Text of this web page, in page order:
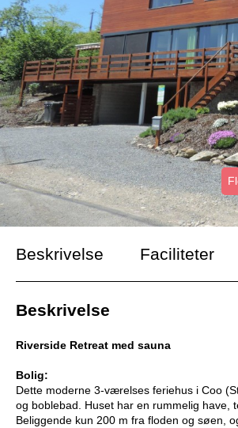
Beskrivelse Faciliteter
Beskrivelse
Riverside Retreat med sauna
Bolig:
Dette moderne 3-værelses feriehus i Coo
og boblebad. Huset har en rummelig have,
Beliggende kun 200 m fra floden og søen,